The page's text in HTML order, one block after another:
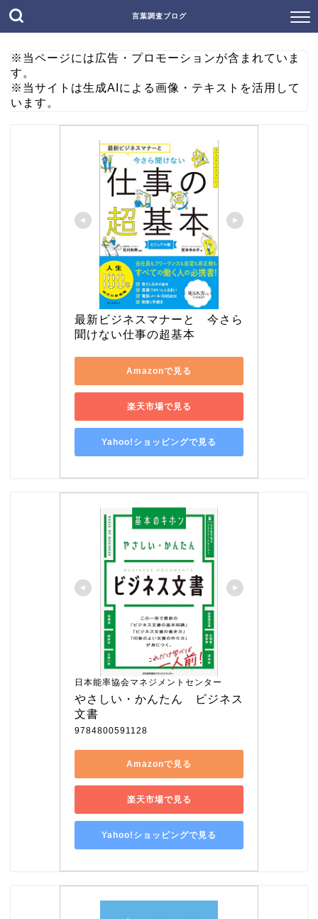
言葉調査ブログ
※当ページには広告・プロモーションが含まれていま
す。
※当サイトは生成AIによる画像・テキストを活用して
います。
最新ビジネスマナーと　今さら
聞けない仕事の超基本
Amazonで見る
楽天市場で見る
Yahoo!ショッピングで見る
日本能率協会マネジメントセンター
やさしい・かんたん　ビジネス
文書
9784800591128
Amazonで見る
楽天市場で見る
Yahoo!ショッピングで見る